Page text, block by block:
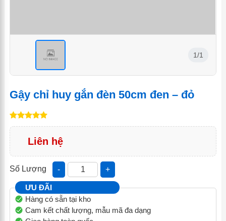
<
1/1
Gậy chỉ huy gắn đèn 50cm đen – đỏ
Liên hệ
Số Lượng - +
ƯU ĐÃI
Hàng có sẵn tại kho
Cam kết chất lượng, mẫu mã đa dạng